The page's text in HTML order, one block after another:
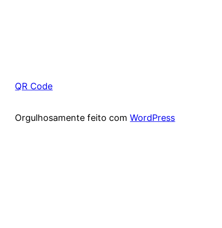
QR Code
Orgulhosamente feito comWordPress